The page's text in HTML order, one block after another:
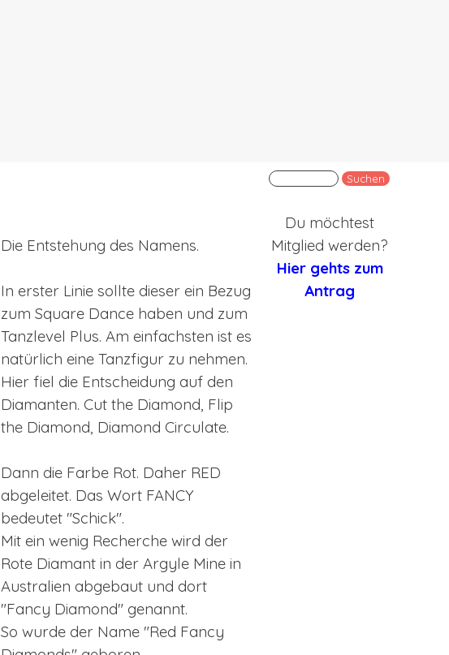
Suchen
Du möchtest
Mitglied werden?
Hier gehts zum
Antrag
Die Entstehung des Namens.
In erster Linie sollte dieser ein Bezug
zum Square Dance haben und zum
Tanzlevel Plus. Am einfachsten ist es
natürlich eine Tanzfigur zu nehmen.
Hier fiel die Entscheidung auf den
Diamanten. Cut the Diamond, Flip
the Diamond, Diamond Circulate.
Dann die Farbe Rot. Daher RED
abgeleitet. Das Wort FANCY
bedeutet "Schick".
Mit ein wenig Recherche wird der
Rote Diamant in der Argyle Mine in
Australien abgebaut und dort
"Fancy Diamond" genannt.
So wurde der Name "Red Fancy